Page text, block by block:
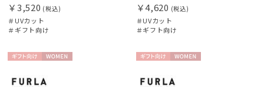
￥3,520 (税込)
＃UVカット
＃ギフト向け
￥4,620 (税込)
＃UVカット
＃ギフト向け
向け
N
向け
N